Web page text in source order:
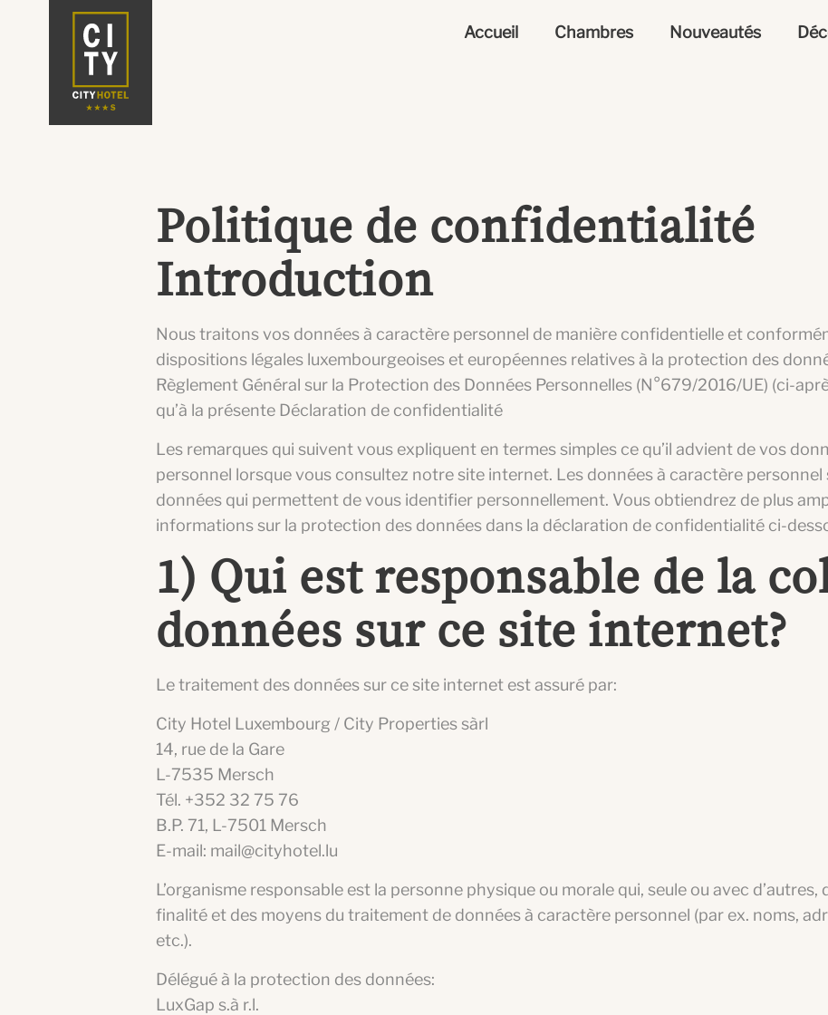
Accueil Chambres Nouveautés
Politique de confidentialité
Introduction
Nous traitons vos données à caractère personnel de manière confidentielle et
dispositions légales luxembourgeoises et européennes relatives à la protection des
Règlement Général sur la Protection des Données Personnelles (N°679/2016/UE) (ci-
qu’à la présente Déclaration de confidentialité
Les remarques qui suivent vous expliquent en termes simples ce qu’il advient de vos
personnel lorsque vous consultez notre site internet. Les données à caractère
données qui permettent de vous identifier personnellement. Vous obtiendrez de plus
informations sur la protection des données dans la déclaration de confidentialité ci-
1) Qui est responsable de la
données sur ce site internet?
Le traitement des données sur ce site internet est assuré par:
City Hotel Luxembourg / City Properties sàrl
14, rue de la Gare
L-7535 Mersch
Tél. +352 32 75 76
B.P. 71, L-7501 Mersch
E-mail: mail@cityhotel.lu
L’organisme responsable est la personne physique ou morale qui, seule ou avec d’autres,
finalité et des moyens du traitement de données à caractère personnel (par ex. noms,
etc.).
Délégué à la protection des données:
LuxGap s.à r.l.